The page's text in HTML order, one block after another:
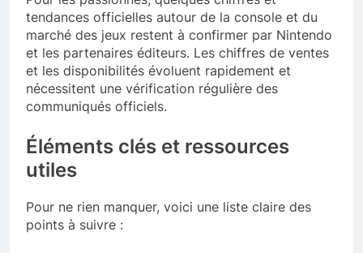
tendances officielles autour de la console et du
marché des jeux restent à confirmer par Nintendo
et les partenaires éditeurs. Les chiffres de ventes
et les disponibilités évoluent rapidement et
nécessitent une vérification régulière des
communiqués officiels.
Éléments clés et ressources
utiles
Pour ne rien manquer, voici une liste claire des
points à suivre :